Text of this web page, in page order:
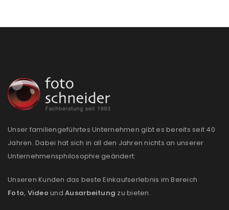
Unser familiengeführtes Unternehmen gibt es bereits seit 40
Jahren. Dabei hat sich in all den Jahren nichts an unserer
Unternehmensphilosophie geändert:
Unseren Kunden das beste Einkaufserlebnis im Bereich
Foto, Video und Ausarbeitung zu bieten.